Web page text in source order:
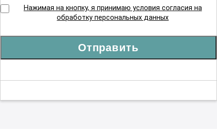
Нажимая на кнопку, я принимаю условия согласия на
обработку персональных данных
Отправить